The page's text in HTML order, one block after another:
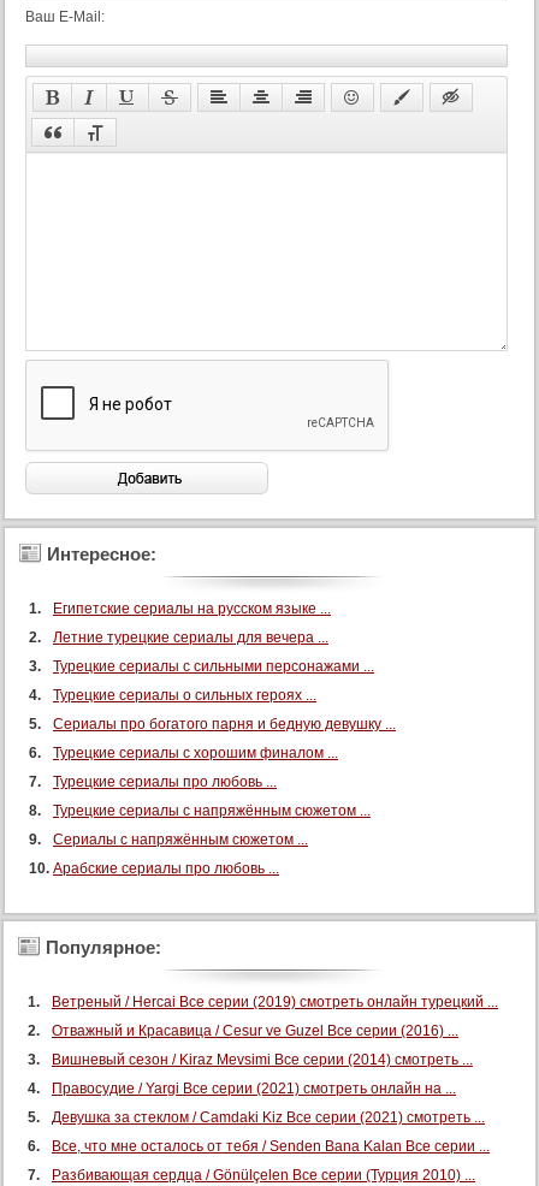
51 серия (суб)
52 серия
52 серия (суб)
53 серия
53 серия (суб)
57 серия (суб)
58 серия
59 серия (суб)
60 серия (суб)
61 серия
62 серия
62 серия (суб)
63 серия
63 серия (суб)
64 серия
65 серия
65 серия (суб)
3 сезон:
67 серия
67 серия (суб)
68 серия
Ваш E-Mail:
Интересное:
Египетские сериалы на русском языке ...
Летние турецкие сериалы для вечера ...
Турецкие сериалы с сильными персонажами ...
Турецкие сериалы о сильных героях ...
Сериалы про богатого парня и бедную девушку ...
Турецкие сериалы с хорошим финалом ...
Турецкие сериалы про любовь ...
Турецкие сериалы с напряжённым сюжетом ...
Сериалы с напряжённым сюжетом ...
Арабские сериалы про любовь ...
Популярное:
Ветреный / Hercai Все серии (2019) смотреть онлайн турецкий ...
Отважный и Красавица / Cesur ve Guzel Все серии (2016) ...
Вишневый сезон / Kiraz Mevsimi Все серии (2014) смотреть ...
Правосудие / Yargi Все серии (2021) смотреть онлайн на ...
Девушка за стеклом / Camdaki Kiz Все серии (2021) смотреть ...
Все, что мне осталось от тебя / Senden Bana Kalan Все серии ...
Разбивающая сердца / Gönülçelen Все серии (Турция 2010) ...